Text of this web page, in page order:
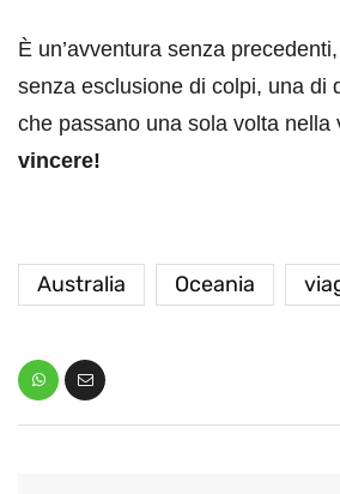
È un’avventura senza
senza esclusione di colpi, una di
che passano una sola volta nella
vincere!
Australia Oceania